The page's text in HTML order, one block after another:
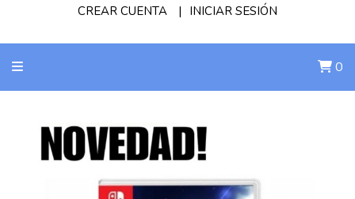
CREAR CUENTA INICIAR SESIÓN
0